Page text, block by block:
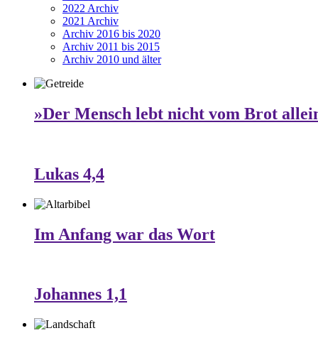
2022 Archiv
2021 Archiv
Archiv 2016 bis 2020
Archiv 2011 bis 2015
Archiv 2010 und älter
»Der Mensch lebt nicht vom Brot
Lukas 4,4
Im Anfang war das Wort
Johannes 1,1